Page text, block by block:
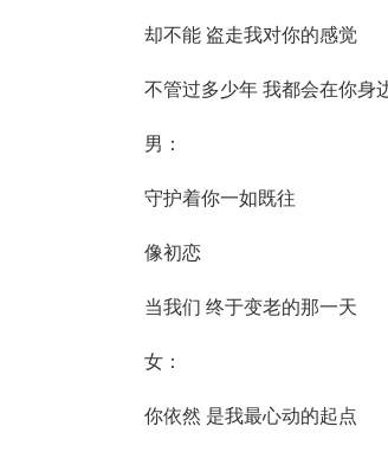
却不能 盗走我对你的感觉
不管过多少年 我都会在你身
男：
守护着你一如既往
像初恋
当我们 终于变老的那一天
女：
你依然 是我最心动的起点